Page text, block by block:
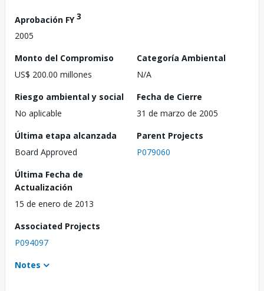
Aprobación FY3
2005
Monto del Compromiso
US$ 200.00 millones
Categoría Ambiental
N/A
Riesgo ambiental y social
No aplicable
Fecha de Cierre
31 de marzo de 2005
Última etapa alcanzada
Board Approved
Parent Projects
P079060
Última Fecha de
Actualización
15 de enero de 2013
Associated Projects
P094097
Notes